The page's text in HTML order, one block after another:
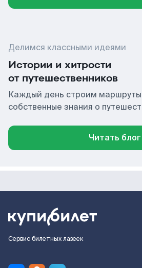
Делимся классными идеями
Истории и хитрости
от путешественников
Каждый день строим маршруты
собственные знания о
Читать блог
Сервис билетных лазеек